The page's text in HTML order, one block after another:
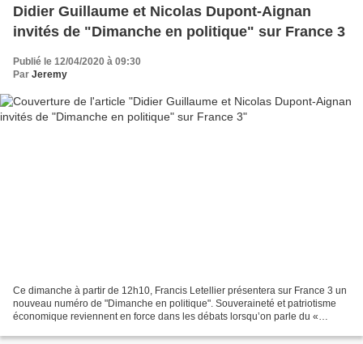
Didier Guillaume et Nicolas Dupont-Aignan
invités de "Dimanche en politique" sur France 3
Publié le 12/04/2020 à 09:30
Par Jeremy
Ce dimanche à partir de 12h10, Francis Letellier présentera sur France 3 un
nouveau numéro de "Dimanche en politique". Souveraineté et patriotisme
économique reviennent en force dans les débats lorsqu’on parle du «